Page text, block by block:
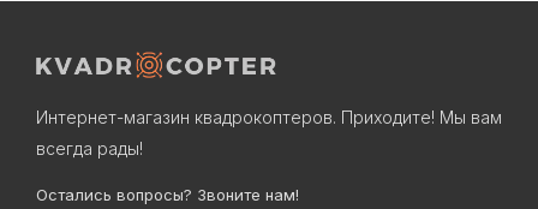
Интернет-магазин квадрокоптеров. Приходите! Мы вам
всегда рады!
Остались вопросы? Звоните нам!